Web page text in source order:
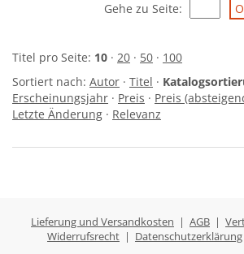
Gehe zu Seite:
Titel pro Seite: 10 · 20 · 50 · 100
Sortiert nach: Autor · Titel ·
Erscheinungsjahr · Preis · Preis
Letzte Änderung · Relevanz
Lieferung und Versandkosten | AGB |
Widerrufsrecht | Datenschutzerklärung